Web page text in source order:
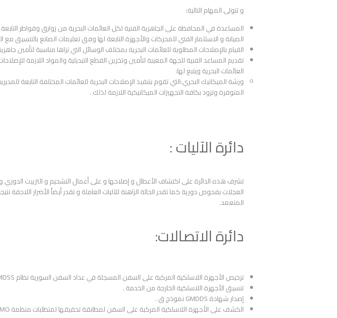
و تتولى المهام التالية:
المساعدة في المحافظة على الجاهزية الفنية لكل العائمات البحرية من زوارق وقواطر
الصيانة و الاستثمار الفني للمحركات والأجهزة التابعة لها وفق تعليمات الصانع بالتنسيق مع
القيام بالإصلاحات المطلوبة للعائمات البحرية بمختلف الوسائل التي تراها مناسبة لتأمين
تقديم المساعد الفنية للجهة المعينة لتأمين وتخزين القطع التبديلية والمواد اللازمة
العائمات البحرية ويتبع لها:
ورشة الميكانيك البحري:التي تقوم بتنفيذ الإصلاحات البحرية للعائمات المختلفة التابعة
المتوفرة وتزود بكافة التجهيزات الميكانيكية اللازمة لذلك .
دائرة الآليات :
تشرف هذه الدائرة على اكتشاف الأعطال و إصلاحها و على أعمال التشحيم و التزييت
العجلات بفحوص دورية كما تقدر الحالة الراهنة للآليات العاملة و تقدر أيضاً الأضرار اللاحقة
المتعمد.
دائرة الاتصالات:
ترخيص الأجهزة اللاسلكية المركبة على السفن المسجلة في عداد السفن السورية نظام GMDSS
تنسيق الأجهزة اللاسلكية الخارجة من الخدمة .
إصدار شهادة GMDDS نموذج ق .
الكشف على الأجهزة اللاسلكية المركبة على السفن لمطابقة تحقيقها لمتطلبات منظمة ITU &IMO ومدى جاهزيتها .